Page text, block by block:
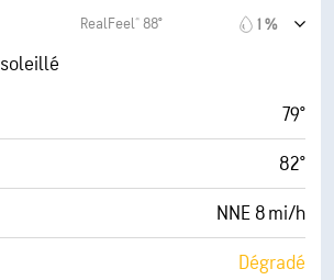
10 mi
RealFeel® 88° 1 %
79°
82°
NNE 8 mi/h
Dégradé